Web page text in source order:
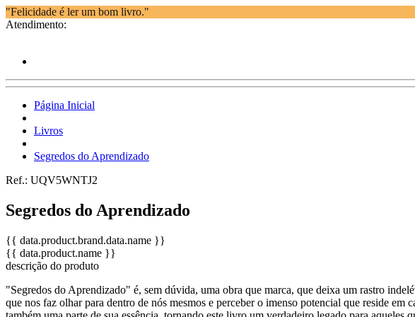
"Felicidade é ler um bom livro."
Atendimento:
Página Inicial
Livros
Segredos do Aprendizado
Ref.: UQV5WNTJ2
Segredos do Aprendizado
{{ data.product.brand.data.name }}
{{ data.product.name }}
descrição do produto
"Segredos do Aprendizado" é, sem dúvida, uma obra que marca, que deixa um rastro
que nos faz olhar para dentro de nós mesmos e perceber o imenso potencial que reside